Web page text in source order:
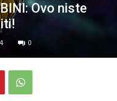
Ovo niste
0